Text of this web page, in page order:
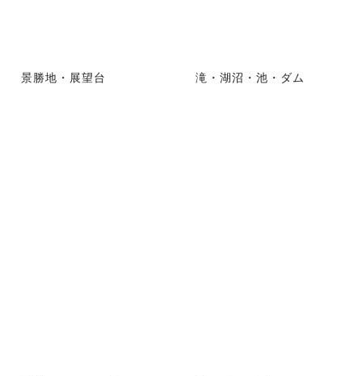
景勝地・展望台 滝・湖沼・池・ダム